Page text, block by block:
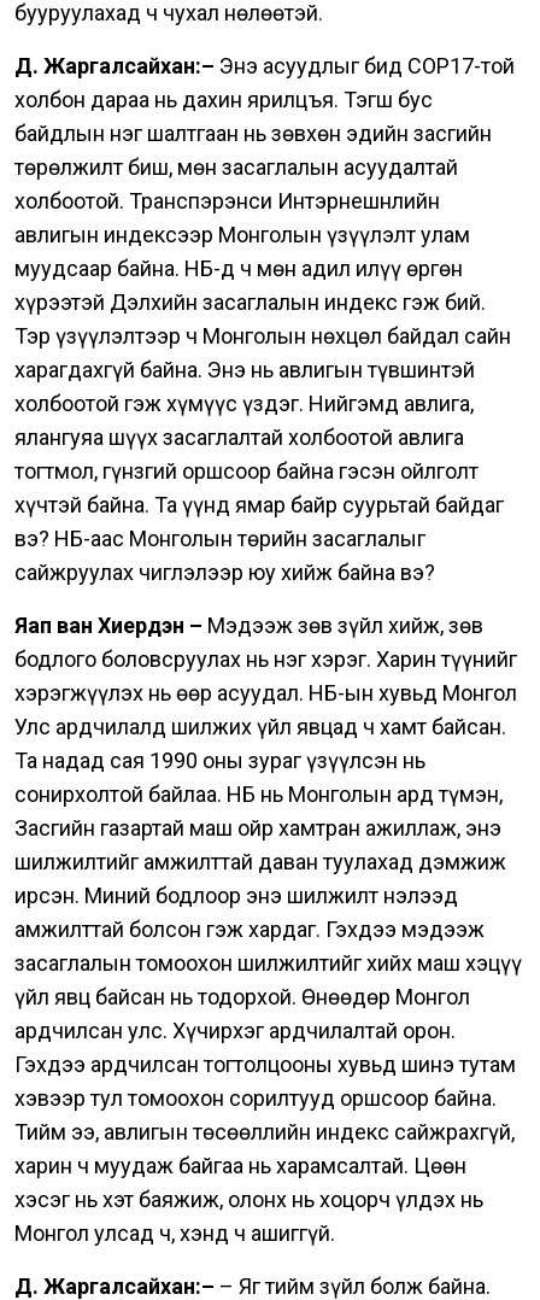
бууруулахад ч чухал нөлөөтэй.
Д. Жаргалсайхан:– Энэ асуудлыг бид COP17-той
холбон дараа нь дахин ярилцъя. Тэгш бус
байдлын нэг шалтгаан нь зөвхөн эдийн засгийн
төрөлжилт биш, мөн засаглалын асуудалтай
холбоотой. Транспэрэнси Интэрнешнлийн
авлигын индексээр Монголын үзүүлэлт улам
муудсаар байна. НҮБ-д ч мөн адил илүү өргөн
хүрээтэй Дэлхийн засаглалын индекс гэж бий.
Тэр үзүүлэлтээр ч Монголын нөхцөл байдал сайн
харагдахгүй байна. Энэ нь авлигын түвшинтэй
холбоотой гэж хүмүүс үздэг. Нийгэмд авлига,
ялангуяа шүүх засаглалтай холбоотой авлига
тогтмол, гүнзгий оршсоор байна гэсэн ойлголт
хүчтэй байна. Та үүнд ямар байр суурьтай байдаг
вэ? НҮБ-аас Монголын төрийн засаглалыг
сайжруулах чиглэлээр юу хийж байна вэ?
Яап ван Хиердэн – Мэдээж зөв зүйл хийж, зөв
бодлого боловсруулах нь нэг хэрэг. Харин түүнийг
хэрэгжүүлэх нь өөр асуудал. НҮБ-ын хувьд Монгол
Улс ардчилалд шилжих үйл явцад ч хамт байсан.
Та надад сая 1990 оны зураг үзүүлсэн нь
сонирхолтой байлаа. НҮБ нь Монголын ард түмэн,
Засгийн газартай маш ойр хамтран ажиллаж, энэ
шилжилтийг амжилттай даван туулахад дэмжиж
ирсэн. Миний бодлоор энэ шилжилт нэлээд
амжилттай болсон гэж хардаг. Гэхдээ мэдээж
засаглалын томоохон шилжилтийг хийх маш хэцүү
үйл явц байсан нь тодорхой. Өнөөдөр Монгол
ардчилсан улс. Хүчирхэг ардчилалтай орон.
Гэхдээ ардчилсан тогтолцооны хувьд шинэ тутам
хэвээр тул томоохон сорилтууд оршсоор байна.
Тийм ээ, авлигын төсөөллийн индекс сайжрахгүй,
харин ч муудаж байгаа нь харамсалтай. Цөөн
хэсэг нь хэт баяжиж, олонх нь хоцорч үлдэх нь
Монгол улсад ч, хэнд ч ашиггүй.
Д. Жаргалсайхан:– – Яг тийм зүйл болж байна.